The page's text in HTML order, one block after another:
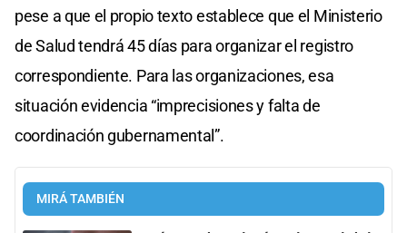
pese a que el propio texto establece que el Ministerio
de Salud tendrá 45 días para organizar el registro
correspondiente. Para las organizaciones, esa
situación evidencia “imprecisiones y falta de
coordinación gubernamental”.
MIRÁ TAMBIÉN